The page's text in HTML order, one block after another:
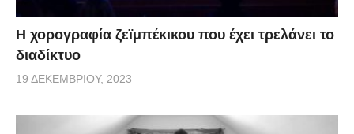
Η χορογραφία ζεϊμπέκικου που έχει τρελάνει το
διαδίκτυο
19 ΔΕΚΕΜΒΡΊΟΥ, 2023